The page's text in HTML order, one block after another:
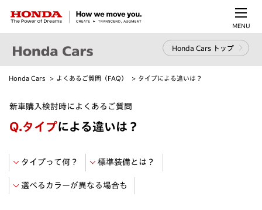
MENU
Honda Cars トップ
Honda Cars よくあるご質問（FAQ） タイプによる違いは？
新車購入検討時によくあるご質問
Q.タイプによる違いは？
タイプって何？ 標準装備とは？
選べるカラーが異なる場合も